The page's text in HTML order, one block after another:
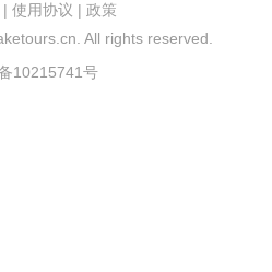
| 使用协议 | 政策
All rights reserved.
10215741号